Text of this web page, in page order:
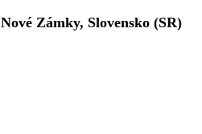
Nové Zámky, Slovensko (SR)